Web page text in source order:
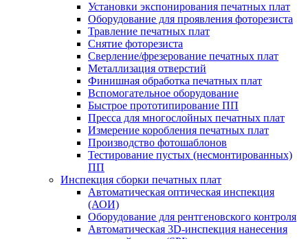
Установки экспонирования печатных плат
Оборудование для проявления фоторезиста
Травление печатных плат
Снятие фоторезиста
Сверление/фрезерование печатных плат
Металлизация отверстий
Финишная обработка печатных плат
Вспомогательное оборудование
Быстрое прототипирование ПП
Пресса для многослойных печатных плат
Измерение коробления печатных плат
Производство фотошаблонов
Тестирование пустых (несмонтированных)
ПП
Инспекция сборки печатных плат
Автоматическая оптическая инспекция
(АОИ)
Оборудование для рентгеновского контроля
Автоматическая 3D-инспекция нанесения